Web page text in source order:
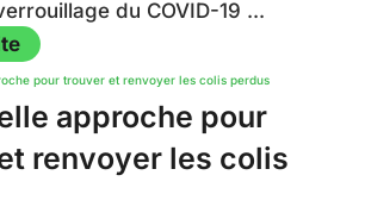
du COVID-19 ...
approche pour
renvoyer les colis